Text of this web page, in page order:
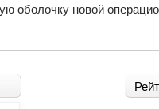
оболочку новой